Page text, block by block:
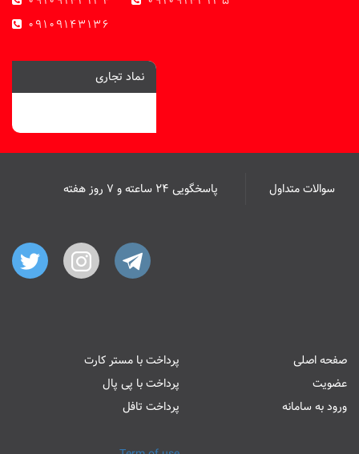
09109143136
نماد تجاری
سوالات متداول پاسخگویی ۲۴ ساعته و ۷ روز هفته
صفحه اصلی
عضویت
ورود به سامانه
پرداخت با مستر کارت
پرداخت با پی پال
پرداخت تافل